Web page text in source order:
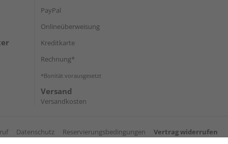
PayPal
Onlineüberweisung
Kreditkarte
Rechnung*
*Bonität vorausgesetzt
Versand
Versandkosten
Datenschutz Reservierungsbedingungen Vertrag widerrufen